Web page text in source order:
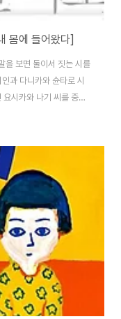
몸에 들어왔다]
을 보면 둘이서 짓는 시를
과 다니카와 슌타로 시
시카와 나기 씨를 중간
닮은 두 거장이 주거니
되기 쉽습니다만, 대시
수 없습니다. 혼자서는
어나올 때가 있는데, 대
니다. 국가 간의 관계가